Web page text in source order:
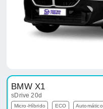
BMW X1
sDrive 20d
Micro-Híbrido ECO Automático